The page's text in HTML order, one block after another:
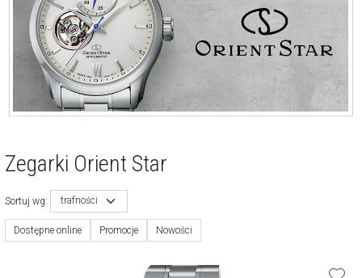
Zegarki Orient Star
Sortuj wg: trafności
Dostępne online Promocje Nowości